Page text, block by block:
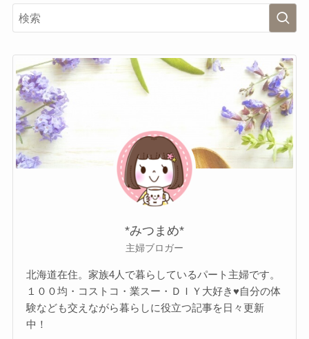
*みつまめ*
主婦ブロガー
北海道在住。家族4人で暮らしているパート主婦です。
１００均・コストコ・業スー・ＤＩＹ大好き♥自分の体
験なども交えながら暮らしに役立つ記事を日々更新
中！